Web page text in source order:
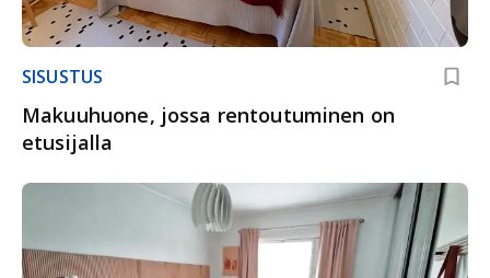
SISUSTUS
Makuuhuone, jossa rentoutuminen on
etusijalla